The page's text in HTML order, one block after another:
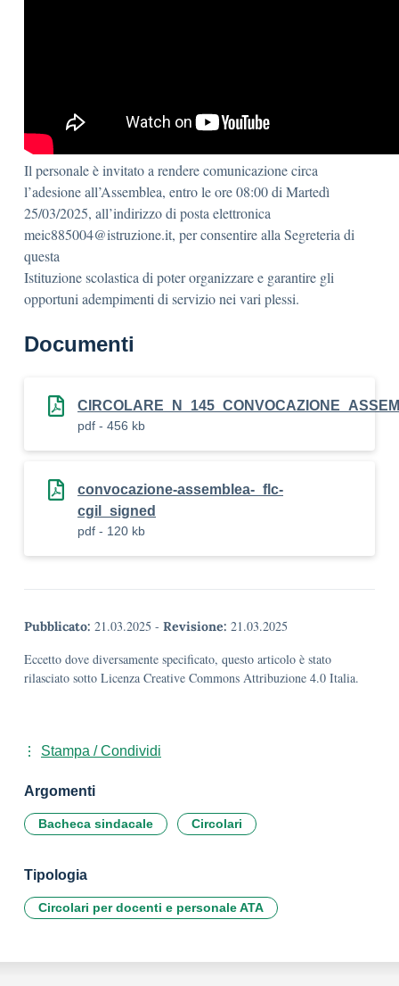
Il personale è invitato a rendere comunicazione circa
l’adesione all’Assemblea, entro le ore 08:00 di Martedì
25/03/2025, all’indirizzo di posta elettronica
meic885004@istruzione.it, per consentire alla Segreteria di
questa
Istituzione scolastica di poter organizzare e garantire gli
opportuni adempimenti di servizio nei vari plessi.
Documenti
pdf - 456 kb
convocazione-assemblea-_flc-
cgil_signed
pdf - 120 kb
Pubblicato: 21.03.2025 - Revisione: 21.03.2025
Eccetto dove diversamente specificato, questo articolo è stato
rilasciato sotto Licenza Creative Commons Attribuzione 4.0 Italia.
Stampa / Condividi
Argomenti
Bacheca sindacale Circolari
Tipologia
Circolari per docenti e personale ATA